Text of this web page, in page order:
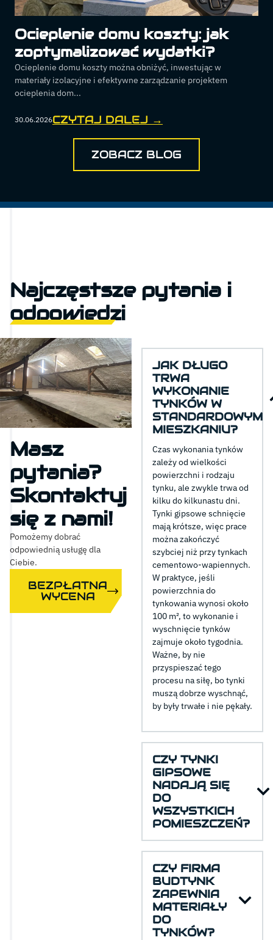
Ocieplenie domu koszty: jak
zoptymalizować wydatki?
Ocieplenie domu koszty można obniżyć, inwestując w
materiały izolacyjne i efektywne zarządzanie projektem
ocieplenia dom...
30.06.2026CZYTAJ DALEJ →
ZOBACZ BLOG
Najczęstsze pytania i
odpowiedzi
Masz
pytania?
Skontaktuj
się z nami!
Pomożemy dobrać
odpowiednią usługę dla
Ciebie.
BEZPŁATNA
WYCENA
JAK DŁUGO
TRWA
WYKONANIE
TYNKÓW W
STANDARDOWYM
MIESZKANIU?
Czas wykonania tynków
zależy od wielkości
powierzchni i rodzaju
tynku, ale zwykle trwa od
kilku do kilkunastu dni.
Tynki gipsowe schnięcie
mają krótsze, więc prace
można zakończyć
szybciej niż przy tynkach
cementowo-wapiennych.
W praktyce, jeśli
powierzchnia do
tynkowania wynosi około
100 m², to wykonanie i
wyschnięcie tynków
zajmuje około tygodnia.
Ważne, by nie
przyspieszać tego
procesu na siłę, bo tynki
muszą dobrze wyschnąć,
by były trwałe i nie pękały.
CZY TYNKI
GIPSOWE
NADAJĄ SIĘ
DO
WSZYSTKICH
POMIESZCZEŃ?
CZY FIRMA
BUDTYNK
ZAPEWNIA
MATERIAŁY
DO
TYNKÓW?